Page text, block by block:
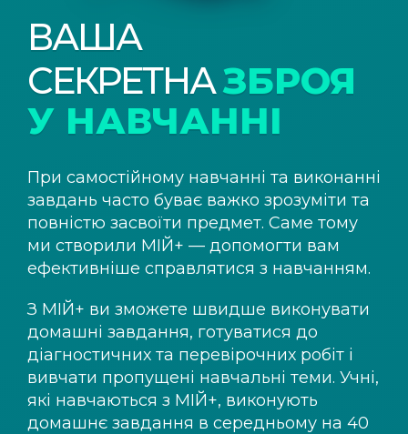
ВАША
СЕКРЕТНАЗБРОЯ
У НАВЧАННІ
При самостійному навчанні та виконанні
завдань часто буває важко зрозуміти та
повністю засвоїти предмет. Саме тому
ми створили МІЙ+ — допомогти вам
ефективніше справлятися з навчанням.
З МІЙ+ ви зможете швидше виконувати
домашні завдання, готуватися до
діагностичних та перевірочних робіт і
вивчати пропущені навчальні теми. Учні,
які навчаються з МІЙ+, виконують
домашнє завдання в середньому на 40